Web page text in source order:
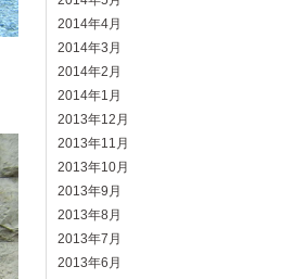
2014年4月
2014年3月
2014年2月
2014年1月
2013年12月
2013年11月
2013年10月
2013年9月
2013年8月
2013年7月
2013年6月